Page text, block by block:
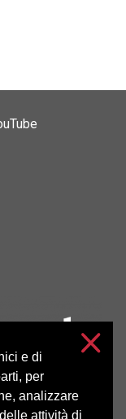
e di
per
analizzare
attività di